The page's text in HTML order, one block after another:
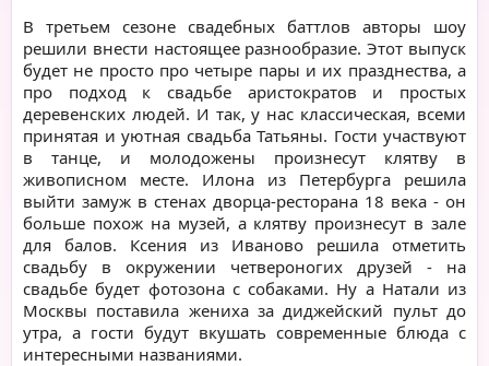
В третьем сезоне свадебных баттлов авторы шоу
решили внести настоящее разнообразие. Этот выпуск
будет не просто про четыре пары и их празднества, а
про подход к свадьбе аристократов и простых
деревенских людей. И так, у нас классическая, всеми
принятая и уютная свадьба Татьяны. Гости участвуют
в танце, и молодожены произнесут клятву в
живописном месте. Илона из Петербурга решила
выйти замуж в стенах дворца-ресторана 18 века - он
больше похож на музей, а клятву произнесут в зале
для балов. Ксения из Иваново решила отметить
свадьбу в окружении четвероногих друзей - на
свадьбе будет фотозона с собаками. Ну а Натали из
Москвы поставила жениха за диджейский пульт до
утра, а гости будут вкушать современные блюда с
интересными названиями.